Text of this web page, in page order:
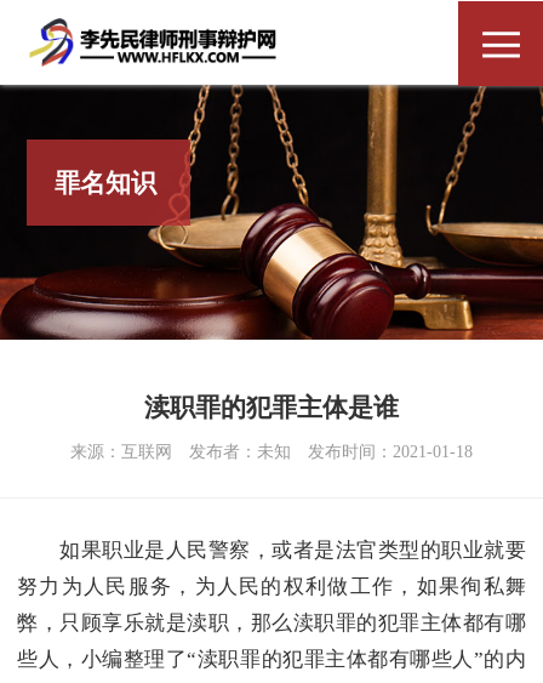
罪名知识
渎职罪的犯罪主体是谁
来源：互联网 发布者：未知 发布时间：2021-01-18
如果职业是人民警察，或者是法官类型的职业就要
努力为人民服务，为人民的权利做工作，如果徇私舞
弊，只顾享乐就是渎职，那么渎职罪的犯罪主体都有哪
些人，小编整理了“渎职罪的犯罪主体都有哪些人”的内